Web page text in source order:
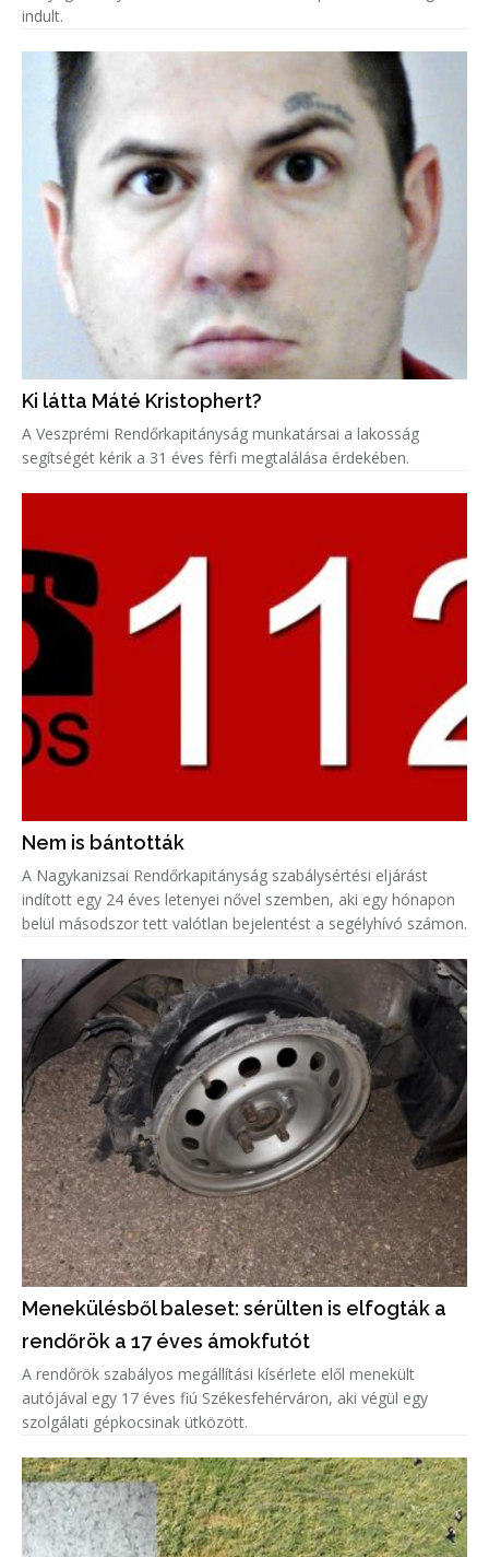
indult.
Ki látta Máté Kristophert?
A Veszprémi Rendőrkapitányság munkatársai a lakosság
segítségét kérik a 31 éves férfi megtalálása érdekében.
Nem is bántották
A Nagykanizsai Rendőrkapitányság szabálysértési eljárást
indított egy 24 éves letenyei nővel szemben, aki egy hónapon
belül másodszor tett valótlan bejelentést a segélyhívó számon.
Menekülésből baleset: sérülten is elfogták a
rendőrök a 17 éves ámokfutót
A rendőrök szabályos megállítási kísérlete elől menekült
autójával egy 17 éves fiú Székesfehérváron, aki végül egy
szolgálati gépkocsinak ütközött.